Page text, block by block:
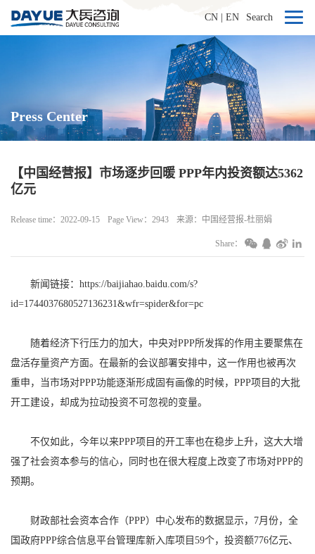
CN EN Search
Press Center
【中国经营报】市场逐步回暖 PPP年内投资额达5362
亿元
Release time：2022-09-15 Page View：2943 来源：中国经营报-杜丽娟
Share：
新闻链接： https://baijiahao.baidu.com/s?
id=1744037680527136231&wfr=spider&for=pc
随着经济下行压力的加大，中央对PPP所发挥的作用主要聚焦在
盘活存量资产方面。在最新的会议部署安排中，这一作用也被再次
重申，当市场对PPP功能逐渐形成固有画像的时候，PPP项目的大批
开工建设，却成为拉动投资不可忽视的变量。
不仅如此，今年以来PPP项目的开工率也在稳步上升，这大大增
强了社会资本参与的信心，同时也在很大程度上改变了市场对PPP的
预期。
财政部社会资本合作（PPP）中心发布的数据显示，7月份，全
国政府PPP综合信息平台管理库新入库项目59个，投资额776亿元、